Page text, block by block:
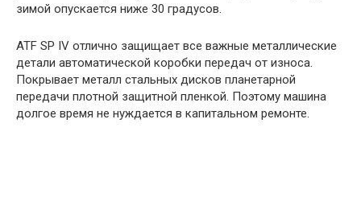
зимой опускается ниже 30 градусов.
ATF SP IV отлично защищает все важные металлические
детали автоматической коробки передач от износа.
Покрывает металл стальных дисков планетарной
передачи плотной защитной пленкой. Поэтому машина
долгое время не нуждается в капитальном ремонте.